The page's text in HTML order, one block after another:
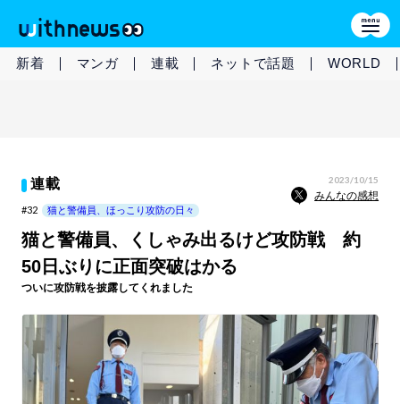
新着 マンガ 連載 ネットで話題 WORLD
連載 2023/10/15
みんなの感想
#32 猫と警備員、ほっこり攻防の日々
猫と警備員、くしゃみ出るけど攻防戦 約
50日ぶりに正面突破はかる
ついに攻防戦を披露してくれました